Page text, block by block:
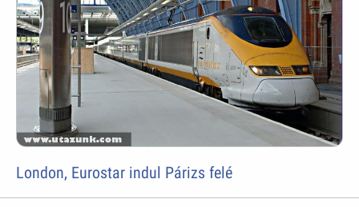
London, Eurostar indul Párizs felé